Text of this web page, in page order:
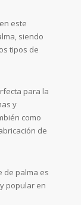
este
siendo
tipos de
para la
y
como
de
de palma es
popular en